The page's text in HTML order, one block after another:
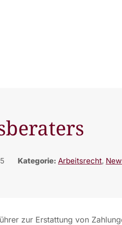
Kategorie: Arbeitsrecht,
zur Erstattung von